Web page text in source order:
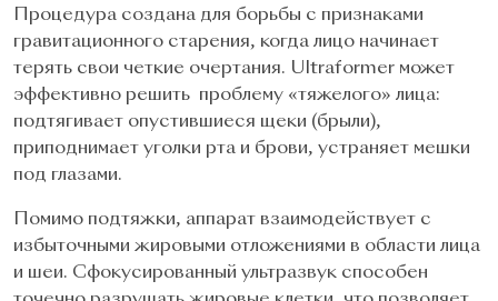
Процедура создана для борьбы с признаками
гравитационного старения, когда лицо начинает
терять свои четкие очертания. Ultraformer может
эффективно решить проблему «тяжелого» лица:
подтягивает опустившиеся щеки (брыли),
приподнимает уголки рта и брови, устраняет мешки
под глазами.
Помимо подтяжки, аппарат взаимодействует с
избыточными жировыми отложениями в области лица
и шеи. Сфокусированный ультразвук способен